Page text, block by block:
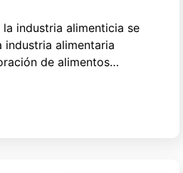
industria alimenticia se
industria alimentaria
de alimentos…